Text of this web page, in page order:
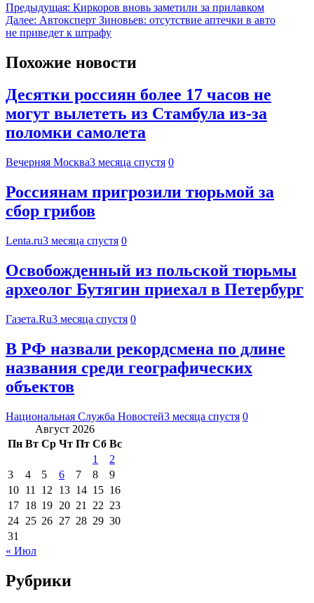
Предыдущая: Киркоров вновь заметили за прилавком
Далее: Автоксперт Зиновьев: отсутствие аптечки в авто
не приведет к штрафу
Похожие новости
Десятки россиян более 17 часов не
могут вылететь из Стамбула из-за
поломки самолета
Вечерняя Москва3 месяца спустя 0
Россиянам пригрозили тюрьмой за
сбор грибов
Lenta.ru3 месяца спустя 0
Освобожденный из польской тюрьмы
археолог Бутягин приехал в Петербург
Газета.Ru3 месяца спустя 0
В РФ назвали рекордсмена по длине
названия среди географических
объектов
Национальная Служба Новостей3 месяца спустя 0
Август 2026
Пн Вт Ср Чт Пт Сб Вс
1
2
3
4 5 6 7 8
9
10 11 12 13 14 15 16
17 18 19 20 21 22 23
24 25 26 27 28 29 30
31
« Июл
Рубрики